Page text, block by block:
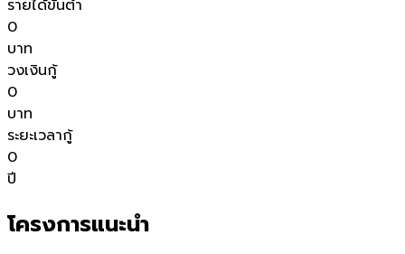
รายได้ขั้นต่ำ
0
บาท
วงเงินกู้
0
บาท
ระยะเวลากู้
0
ปี
โครงการแนะนำ